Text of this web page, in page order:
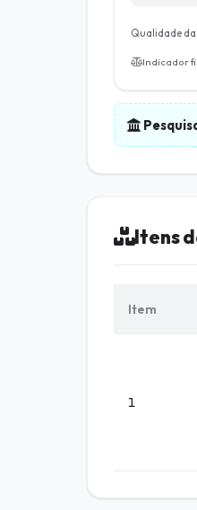
Qualidade
Indicador
Itens
Item
1